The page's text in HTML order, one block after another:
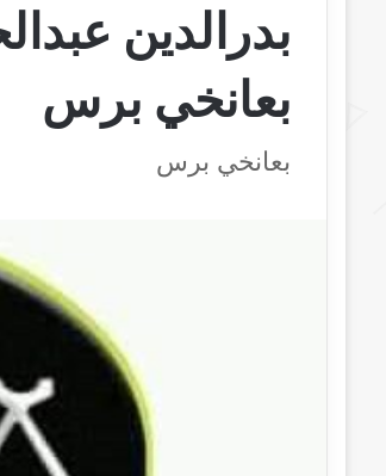
بدرالدين
بعانخي برس
بعانخي برس